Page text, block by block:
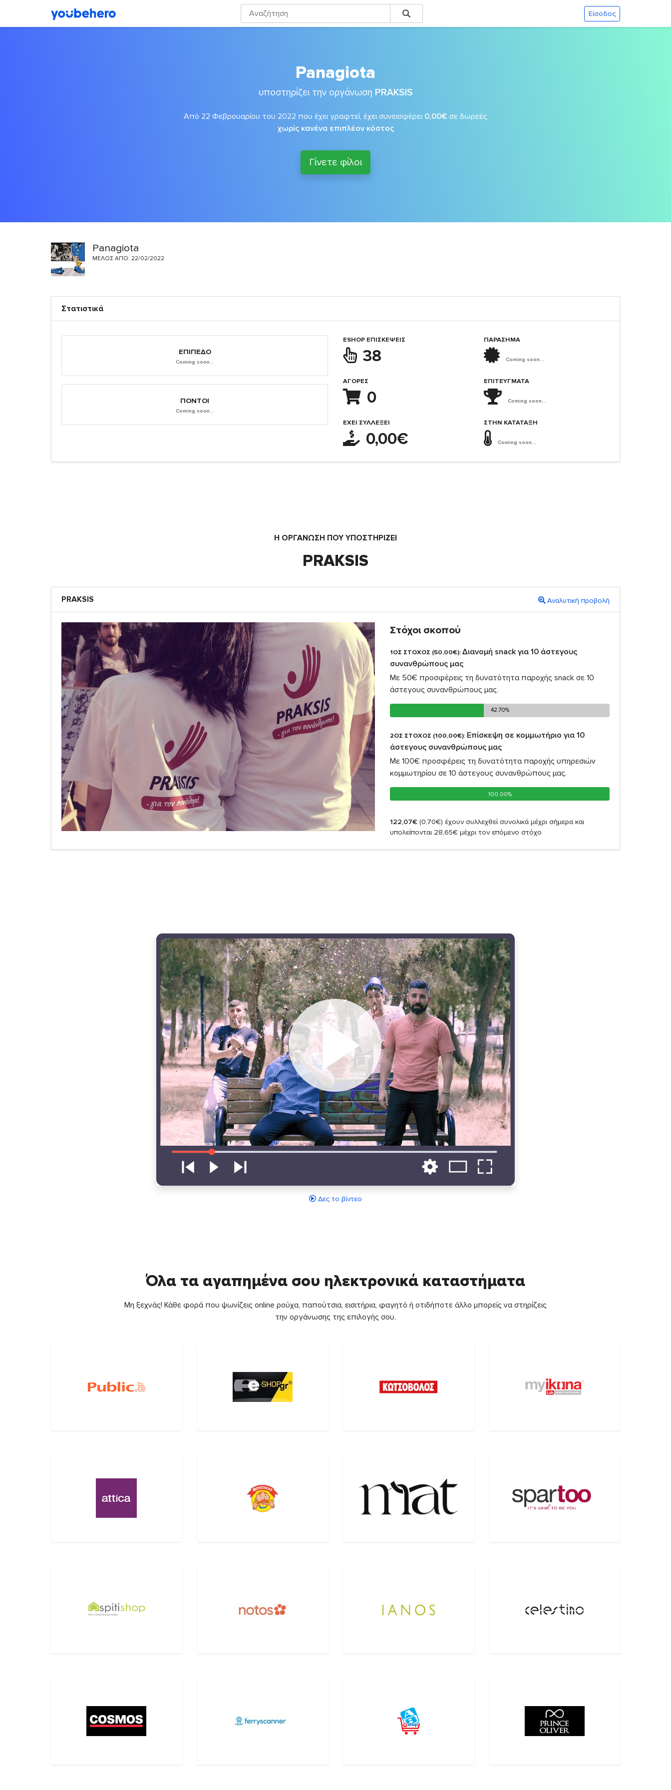
Είσοδος
Panagiota
υποστηρίζει την οργάνωση PRAKSIS
Από 22 Φεβρουαρίου του 2022 που έχει γραφτεί, έχει συνεισφέρει 0,00€ σε δωρεές
χωρίς κανένα επιπλέον κόστος
Γίνετε φίλοι
Panagiota
ΜΈΛΟΣ ΑΠΌ: 22/02/2022
Στατιστικά
ΕΠΊΠΕΔΟ
Coming soon...
ΠΌΝΤΟΙ
Coming soon...
ESHOP ΕΠΙΣΚΈΨΕΙΣ
38
ΑΓΟΡΈΣ
0
ΈΧΕΙ ΣΥΛΛΈΞΕΙ
0,00€
ΠΑΡΑΣΗΜΑ
Coming soon...
ΕΠΙΤΕΎΓΜΑΤΑ
Coming soon...
ΣΤΗΝ ΚΑΤΆΤΑΞΗ
Coming soon...
Η ΟΡΓΆΝΩΣΗ ΠΟΥ ΥΠΟΣΤΗΡΙΖΕΙ
PRAKSIS
PRAKSIS Αναλυτική προβολή
Στόχοι σκοπού
1ΟΣ ΣΤΟΧΟΣ (50,00€):Διανομή snack για 10 άστεγους
συνανθρώπους μας
Με 50€ προσφέρεις τη δυνατότητα παροχής snack σε 10
άστεγους συνανθρώπους μας.
42.70%
42.70%
2ΟΣ ΣΤΟΧΟΣ (100,00€): Επίσκεψη σε κομμωτήριο για 10
άστεγους συνανθρώπους μας
Με 100€ προσφέρεις τη δυνατότητα παροχής υπηρεσιών
κομμωτηρίου σε 10 άστεγους συνανθρώπους μας.
100.00%
100.00%
122,07€ (0,70€) έχουν συλλεχθεί συνολικά μέχρι σήμερα και
υπολείπονται 28,65€ μέχρι τον επόμενο στόχο
Δες το βίντεο
Όλα τα αγαπημένα σου ηλεκτρονικά καταστήματα
Μη ξεχνάς! Κάθε φορά που ψωνίζεις online ρούχα, παπούτσια, εισιτήρια, φαγητό ή οτιδήποτε άλλο μπορείς να στηρίζεις
την οργάνωσης της επιλογής σου.